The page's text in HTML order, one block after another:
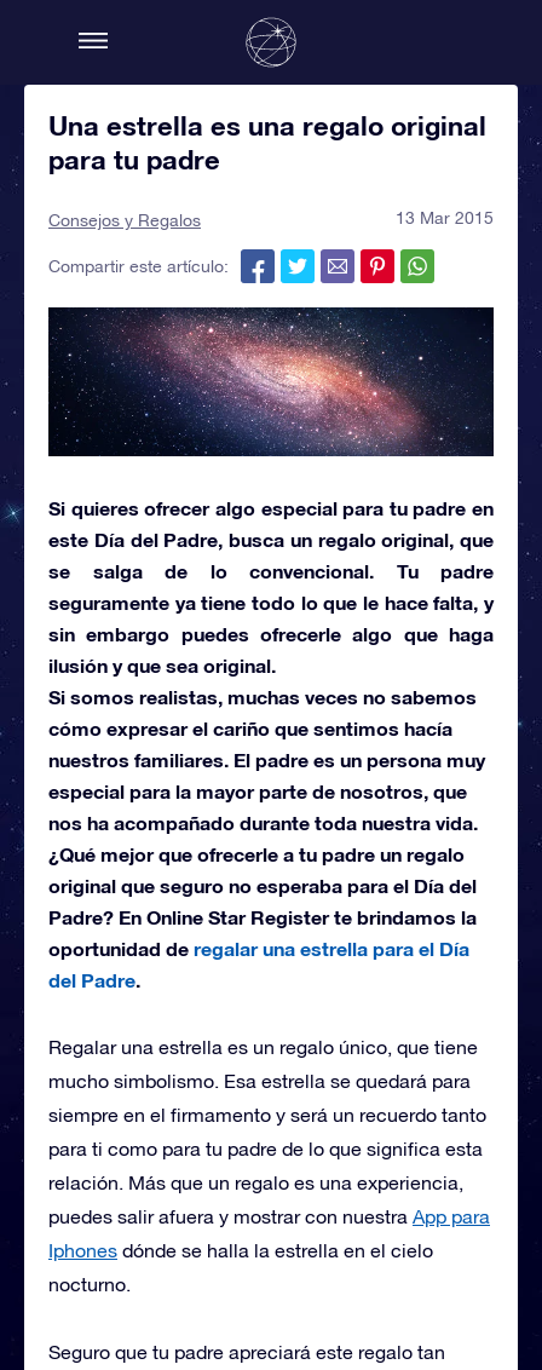
Una estrella es una regalo original
para tu padre
Consejos y Regalos 13 Mar 2015
Compartir este artículo:
Si quieres ofrecer algo especial para tu padre en
este Día del Padre, busca un regalo original, que
se salga de lo convencional. Tu padre
seguramente ya tiene todo lo que le hace falta, y
sin embargo puedes ofrecerle algo que haga
ilusión y que sea original.
Si somos realistas, muchas veces no sabemos
cómo expresar el cariño que sentimos hacía
nuestros familiares. El padre es un persona muy
especial para la mayor parte de nosotros, que
nos ha acompañado durante toda nuestra vida.
¿Qué mejor que ofrecerle a tu padre un regalo
original que seguro no esperaba para el Día del
Padre? En Online Star Register te brindamos la
oportunidad de regalar una estrella para el Día
del Padre.
Regalar una estrella es un regalo único, que tiene
mucho simbolismo. Esa estrella se quedará para
siempre en el firmamento y será un recuerdo tanto
para ti como para tu padre de lo que significa esta
relación. Más que un regalo es una experiencia,
puedes salir afuera y mostrar con nuestra App para
Iphones dónde se halla la estrella en el cielo
nocturno.
Seguro que tu padre apreciará este regalo tan